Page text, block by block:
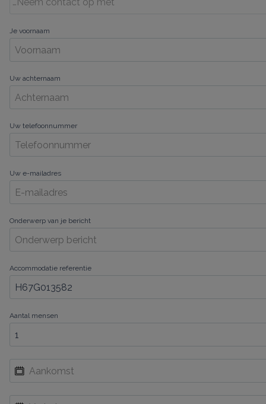
Je voornaam
Uw achternaam
Uw telefoonnummer
Uw e-mailadres
Onderwerp van je bericht
Accommodatie referentie
Aantal mensen